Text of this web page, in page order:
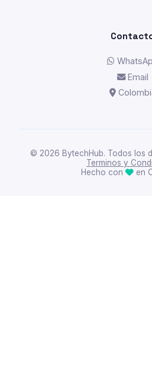
Email
© 2026 BytechHub. Todos los
Terminos y
Hecho con
en